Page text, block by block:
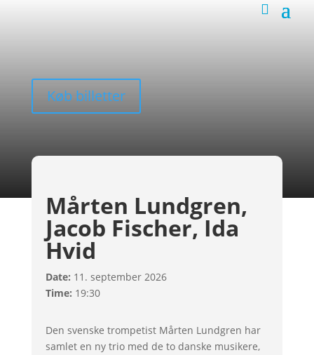
Køb billetter
Mårten Lundgren,
Jacob Fischer, Ida
Hvid
Date: 11. september 2026
Time: 19:30
Den svenske trompetist Mårten Lundgren har
samlet en ny trio med de to danske musikere,